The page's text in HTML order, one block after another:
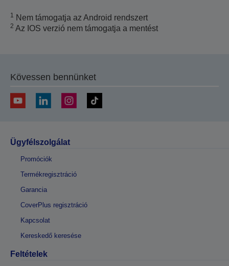
1 Nem támogatja az Android rendszert
2 Az IOS verzió nem támogatja a mentést
Kövessen bennünket
Ügyfélszolgálat
Promóciók
Termékregisztráció
Garancia
CoverPlus regisztráció
Kapcsolat
Kereskedő keresése
Feltételek